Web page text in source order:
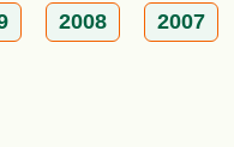
2008 2007